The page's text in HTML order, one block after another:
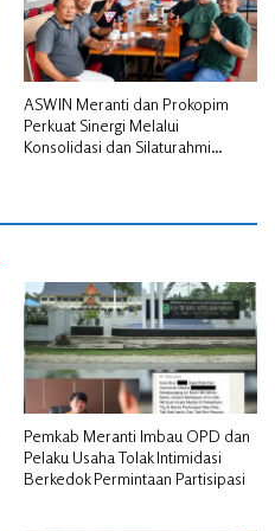
ASWIN Meranti dan Prokopim
Perkuat Sinergi Melalui
Konsolidasi dan Silaturahmi
Pemkab Meranti Imbau OPD dan
Pelaku Usaha Tolak Intimidasi
Berkedok Permintaan Partisipasi